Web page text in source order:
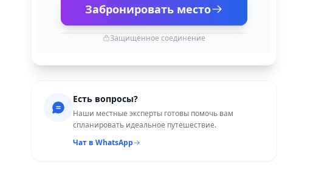
Забронировать место
Защищенное соединение
Есть вопросы?
Наши местные эксперты готовы помочь вам
спланировать идеальное путешествие.
Чат в WhatsApp